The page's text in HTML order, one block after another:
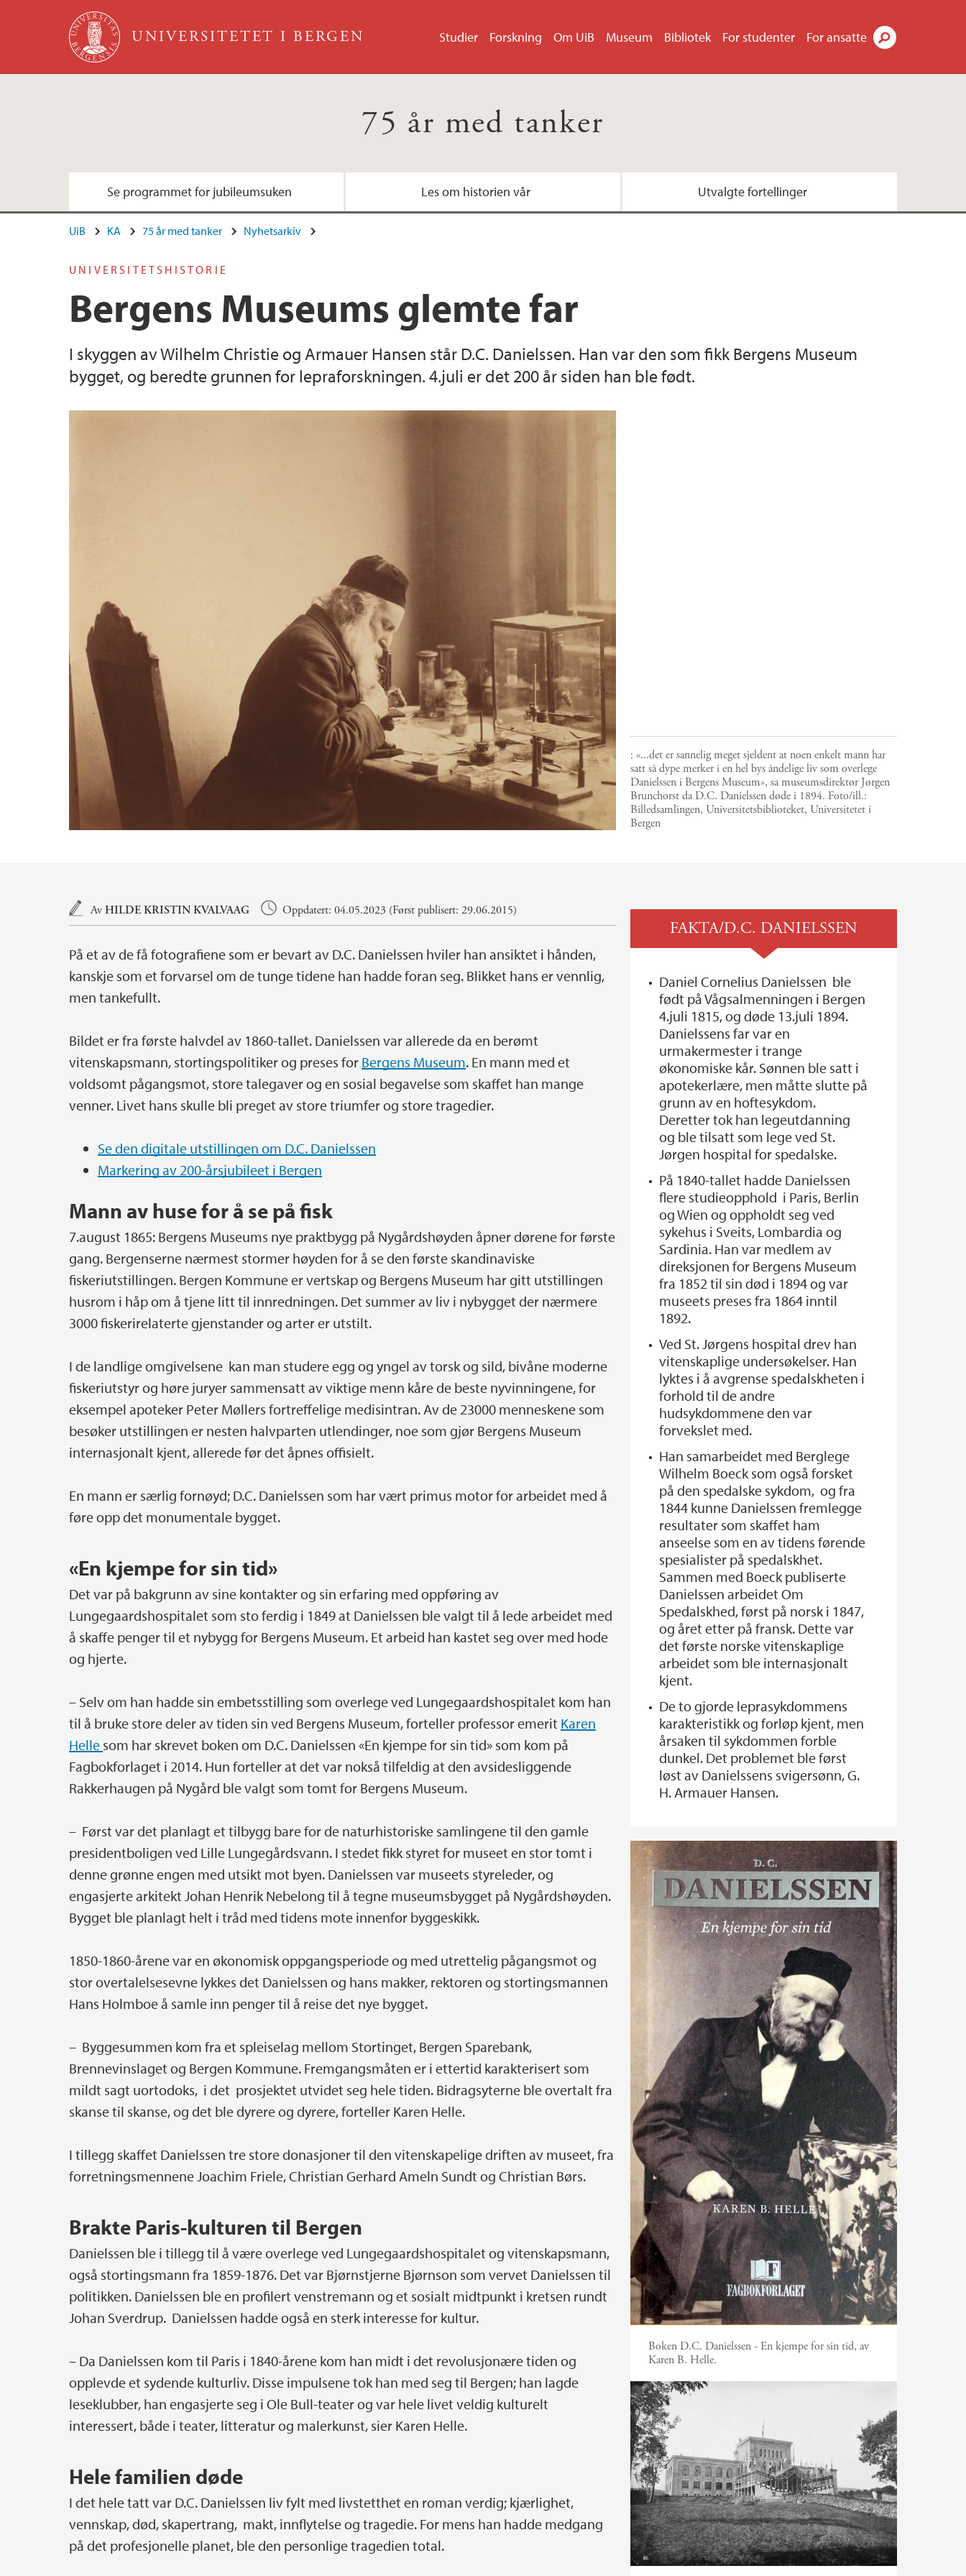
Hopp til hovedinnhold
UNIVERSITETET I BERGEN Studier Forskning Om UiB Museum Bibliotek For studenter For ansatte
75 år med tanker
Se programmet for jubileumsuken Les om historien vår Utvalgte fortellinger
UiB KA 75 år med tanker Nyhetsarkiv
UNIVERSITETSHISTORIE
Bergens Museums glemte far
I skyggen av Wilhelm Christie og Armauer Hansen står D.C. Danielssen. Han var den som fikk Bergens Museum
bygget, og beredte grunnen for lepraforskningen. 4.juli er det 200 år siden han ble født.
: «...det er sannelig meget sjeldent at noen enkelt mann har
satt så dype merker i en hel bys åndelige liv som overlege
Danielssen i Bergens Museum», sa museumsdirektør Jørgen
Brunchorst da D.C. Danielssen døde i 1894. Foto/ill.:
Billedsamlingen, Universitetsbiblioteket, Universitetet i
Bergen
Hovedinnhold
AvHILDE KRISTIN KVALVAAG Oppdatert: 04.05.2023 (Først publisert: 29.06.2015)
På et av de få fotografiene som er bevart av D.C. Danielssen hviler han ansiktet i hånden,
kanskje som et forvarsel om de tunge tidene han hadde foran seg. Blikket hans er vennlig,
men tankefullt.
Bildet er fra første halvdel av 1860-tallet. Danielssen var allerede da en berømt
vitenskapsmann, stortingspolitiker og preses for Bergens Museum. En mann med et
voldsomt pågangsmot, store talegaver og en sosial begavelse som skaffet han mange
venner. Livet hans skulle bli preget av store triumfer og store tragedier.
Se den digitale utstillingen om D.C. Danielssen
Markering av 200-årsjubileet i Bergen
Mann av huse for å se på fisk
7.august 1865: Bergens Museums nye praktbygg på Nygårdshøyden åpner dørene for første
gang. Bergenserne nærmest stormer høyden for å se den første skandinaviske
fiskeriutstillingen. Bergen Kommune er vertskap og Bergens Museum har gitt utstillingen
husrom i håp om å tjene litt til innredningen. Det summer av liv i nybygget der nærmere
3000 fiskerirelaterte gjenstander og arter er utstilt.
I de landlige omgivelsene kan man studere egg og yngel av torsk og sild, bivåne moderne
fiskeriutstyr og høre juryer sammensatt av viktige menn kåre de beste nyvinningene, for
eksempel apoteker Peter Møllers fortreffelige medisintran. Av de 23000 menneskene som
besøker utstillingen er nesten halvparten utlendinger, noe som gjør Bergens Museum
internasjonalt kjent, allerede før det åpnes offisielt.
En mann er særlig fornøyd; D.C. Danielssen som har vært primus motor for arbeidet med å
føre opp det monumentale bygget.
«En kjempe for sin tid»
Det var på bakgrunn av sine kontakter og sin erfaring med oppføring av
Lungegaardshospitalet som sto ferdig i 1849 at Danielssen ble valgt til å lede arbeidet med
å skaffe penger til et nybygg for Bergens Museum. Et arbeid han kastet seg over med hode
og hjerte.
– Selv om han hadde sin embetsstilling som overlege ved Lungegaardshospitalet kom han
til å bruke store deler av tiden sin ved Bergens Museum, forteller professor emerit Karen
Helle som har skrevet boken om D.C. Danielssen «En kjempe for sin tid» som kom på
Fagbokforlaget i 2014. Hun forteller at det var nokså tilfeldig at den avsidesliggende
Rakkerhaugen på Nygård ble valgt som tomt for Bergens Museum.
– Først var det planlagt et tilbygg bare for de naturhistoriske samlingene til den gamle
presidentboligen ved Lille Lungegårdsvann. I stedet fikk styret for museet en stor tomt i
denne grønne engen med utsikt mot byen. Danielssen var museets styreleder, og
engasjerte arkitekt Johan Henrik Nebelong til å tegne museumsbygget på Nygårdshøyden.
Bygget ble planlagt helt i tråd med tidens mote innenfor byggeskikk.
1850-1860-årene var en økonomisk oppgangsperiode og med utrettelig pågangsmot og
stor overtalelsesevne lykkes det Danielssen og hans makker, rektoren og stortingsmannen
Hans Holmboe å samle inn penger til å reise det nye bygget.
– Byggesummen kom fra et spleiselag mellom Stortinget, Bergen Sparebank,
Brennevinslaget og Bergen Kommune. Fremgangsmåten er i ettertid karakterisert som
mildt sagt uortodoks, i det prosjektet utvidet seg hele tiden. Bidragsyterne ble overtalt fra
skanse til skanse, og det ble dyrere og dyrere, forteller Karen Helle.
I tillegg skaffet Danielssen tre store donasjoner til den vitenskapelige driften av museet, fra
forretningsmennene Joachim Friele, Christian Gerhard Ameln Sundt og Christian Børs.
Brakte Paris-kulturen til Bergen
Danielssen ble i tillegg til å være overlege ved Lungegaardshospitalet og vitenskapsmann,
også stortingsmann fra 1859-1876. Det var Bjørnstjerne Bjørnson som vervet Danielssen til
politikken. Danielssen ble en profilert venstremann og et sosialt midtpunkt i kretsen rundt
Johan Sverdrup. Danielssen hadde også en sterk interesse for kultur.
– Da Danielssen kom til Paris i 1840-årene kom han midt i det revolusjonære tiden og
opplevde et sydende kulturliv. Disse impulsene tok han med seg til Bergen; han lagde
leseklubber, han engasjerte seg i Ole Bull-teater og var hele livet veldig kulturelt
interessert, både i teater, litteratur og malerkunst, sier Karen Helle.
Hele familien døde
I det hele tatt var D.C. Danielssen liv fylt med livstetthet en roman verdig; kjærlighet,
vennskap, død, skapertrang, makt, innflytelse og tragedie. For mens han hadde medgang
på det profesjonelle planet, ble den personlige tragedien total.
FAKTA/D.C. DANIELSSEN
Daniel Cornelius Danielssen ble
født på Vågsalmenningen i Bergen
4.juli 1815, og døde 13.juli 1894.
Danielssens far var en
urmakermester i trange
økonomiske kår. Sønnen ble satt i
apotekerlære, men måtte slutte på
grunn av en hoftesykdom.
Deretter tok han legeutdanning
og ble tilsatt som lege ved St.
Jørgen hospital for spedalske.
På 1840-tallet hadde Danielssen
flere studieopphold i Paris, Berlin
og Wien og oppholdt seg ved
sykehus i Sveits, Lombardia og
Sardinia. Han var medlem av
direksjonen for Bergens Museum
fra 1852 til sin død i 1894 og var
museets preses fra 1864 inntil
1892.
Ved St. Jørgens hospital drev han
vitenskaplige undersøkelser. Han
lyktes i å avgrense spedalskheten i
forhold til de andre
hudsykdommene den var
forvekslet med.
Han samarbeidet med Berglege
Wilhelm Boeck som også forsket
på den spedalske sykdom, og fra
1844 kunne Danielssen fremlegge
resultater som skaffet ham
anseelse som en av tidens førende
spesialister på spedalskhet.
Sammen med Boeck publiserte
Danielssen arbeidet Om
Spedalskhed, først på norsk i 1847,
og året etter på fransk. Dette var
det første norske vitenskaplige
arbeidet som ble internasjonalt
kjent.
De to gjorde leprasykdommens
karakteristikk og forløp kjent, men
årsaken til sykdommen forble
dunkel. Det problemet ble først
løst av Danielssens svigersønn, G.
H. Armauer Hansen.
Boken D.C. Danielssen - En kjempe for sin tid, av
Karen B. Helle.